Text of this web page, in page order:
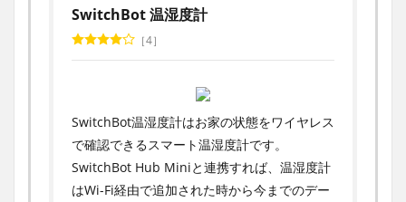
SwitchBot 温湿度計
4
SwitchBot温湿度計はお家の状態をワイヤレス
で確認できるスマート温湿度計です。
SwitchBot Hub Miniと連携すれば、温湿度計
はWi-Fi経由で追加された時から今までのデー